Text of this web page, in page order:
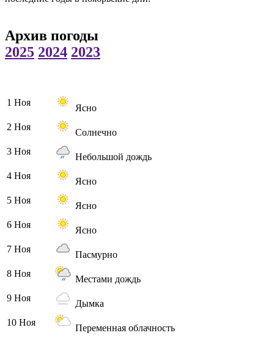
Архив погоды
2025 2024 2023
1 Ноя
Ясно
2 Ноя
Солнечно
3 Ноя
Небольшой дождь
4 Ноя
Ясно
5 Ноя
Ясно
6 Ноя
Ясно
7 Ноя
Пасмурно
8 Ноя
Местами дождь
9 Ноя
Дымка
10 Ноя
Переменная облачность